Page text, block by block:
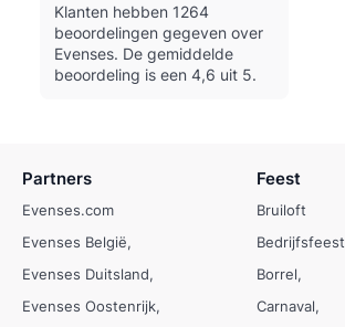
Klanten hebben 1264
beoordelingen gegeven over
Evenses. De gemiddelde
beoordeling is een 4,6 uit 5.
Partners
Evenses.com
Evenses België
Evenses Duitsland
Evenses Oostenrijk
Feest
Bruiloft
Bedrijfsfeest
Borrel
Carnaval